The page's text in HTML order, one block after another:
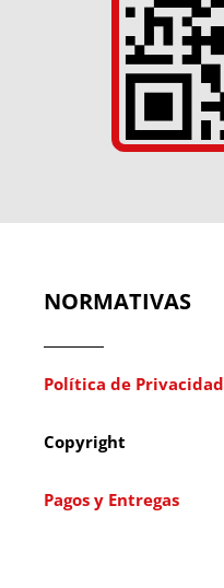
NORMATIVAS
Política de Privacidad
Copyright
Pagos y Entregas